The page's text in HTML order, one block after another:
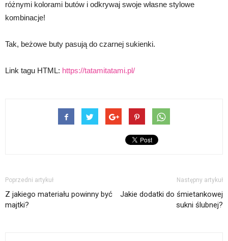
różnymi kolorami butów i odkrywaj swoje własne stylowe
kombinacje!
Tak, beżowe buty pasują do czarnej sukienki.
Link tagu HTML: https://tatamitatami.pl/
Poprzedni artykuł
Z jakiego materiału powinny być
majtki?
Następny artykuł
Jakie dodatki do śmietankowej
sukni ślubnej?